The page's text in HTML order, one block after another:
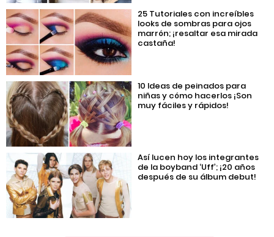
25 Tutoriales con increíbles
looks de sombras para ojos
marrón; ¡resaltar esa mirada
castaña!
10 Ideas de peinados para
niñas y cómo hacerlos ¡Son
muy fáciles y rápidos!
Así lucen hoy los integrantes
de la boyband ‘Uff’; ¡20 años
después de su álbum debut!